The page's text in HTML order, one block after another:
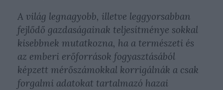
A világ legnagyobb, illetve leggyorsabban
fejlődő gazdaságainak teljesítménye sokkal
kisebbnek mutatkozna, ha a természeti és
az emberi erőforrások fogyasztásából
képzett mérőszámokkal korrigálnák a csak
forgalmi adatokat tartalmazó hazai